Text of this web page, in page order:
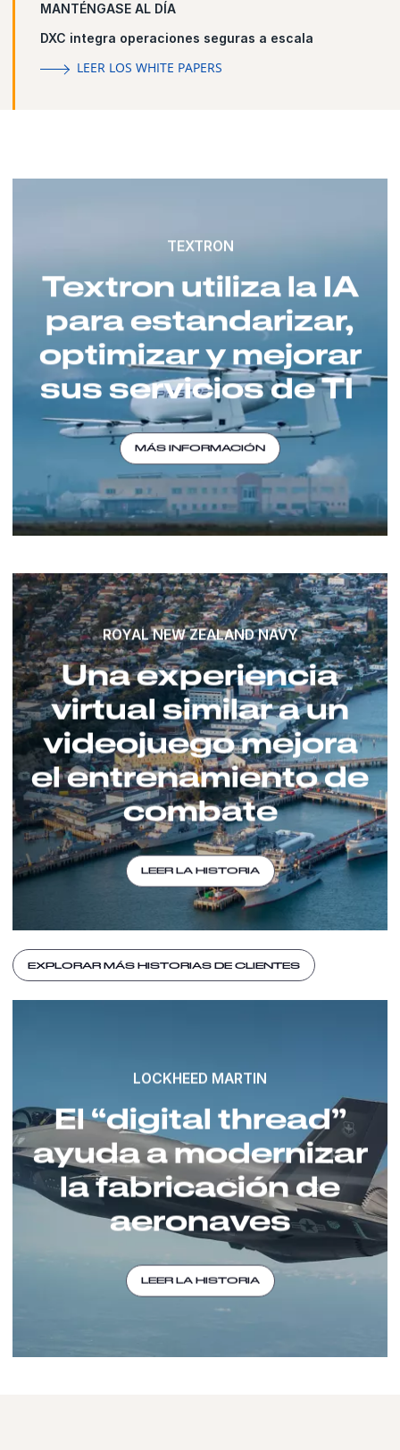
MANTÉNGASE AL DÍA
DXC integra operaciones seguras a escala
LEER LOS WHITE PAPERS
TEXTRON
Textron utiliza la IA
para estandarizar,
optimizar y mejorar
sus servicios de TI
MÁS INFORMACIÓN
ROYAL NEW ZEALAND NAVY
Una experiencia
virtual similar a un
videojuego mejora
el entrenamiento de
combate
LEER LA HISTORIA
EXPLORAR MÁS HISTORIAS DE CLIENTES
LOCKHEED MARTIN
El “digital thread”
ayuda a modernizar
la fabricación de
aeronaves
LEER LA HISTORIA